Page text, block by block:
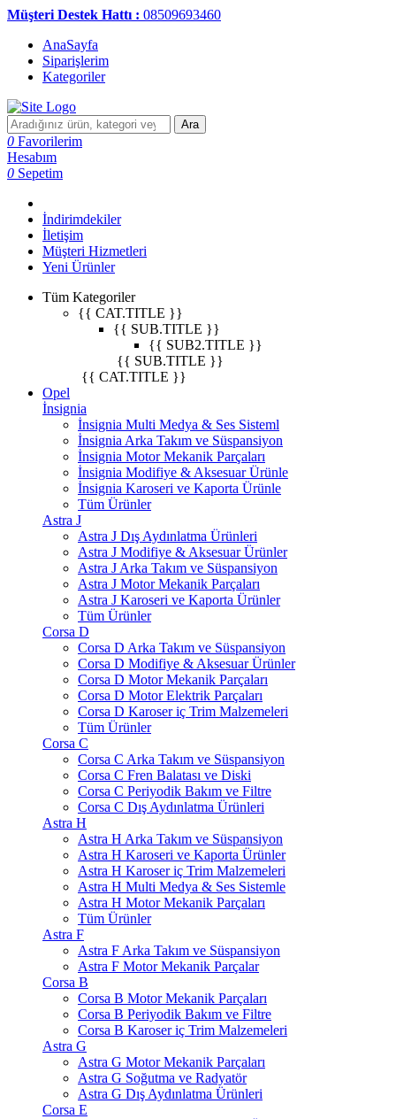
Müşteri Destek Hattı : 08509693460
AnaSayfa
Siparişlerim
Kategoriler
Ara
0 Favorilerim
Hesabım
0 Sepetim
İndirimdekiler
İletişim
Müşteri Hizmetleri
Yeni Ürünler
Tüm Kategoriler
{{ CAT.TITLE }}
{{ SUB.TITLE }}
{{ SUB2.TITLE }}
{{ SUB.TITLE }}
{{ CAT.TITLE }}
Opel
İnsignia
İnsignia Multi Medya & Ses Sisteml
İnsignia Arka Takım ve Süspansiyon
İnsignia Motor Mekanik Parçaları
İnsignia Modifiye & Aksesuar Ürünle
İnsignia Karoseri ve Kaporta Ürünle
Tüm Ürünler
Astra J
Astra J Dış Aydınlatma Ürünleri
Astra J Modifiye & Aksesuar Ürünler
Astra J Arka Takım ve Süspansiyon
Astra J Motor Mekanik Parçaları
Astra J Karoseri ve Kaporta Ürünler
Tüm Ürünler
Corsa D
Corsa D Arka Takım ve Süspansiyon
Corsa D Modifiye & Aksesuar Ürünler
Corsa D Motor Mekanik Parçaları
Corsa D Motor Elektrik Parçaları
Corsa D Karoser iç Trim Malzemeleri
Tüm Ürünler
Corsa C
Corsa C Arka Takım ve Süspansiyon
Corsa C Fren Balatası ve Diski
Corsa C Periyodik Bakım ve Filtre
Corsa C Dış Aydınlatma Ürünleri
Astra H
Astra H Arka Takım ve Süspansiyon
Astra H Karoseri ve Kaporta Ürünler
Astra H Karoser iç Trim Malzemeleri
Astra H Multi Medya & Ses Sistemle
Astra H Motor Mekanik Parçaları
Tüm Ürünler
Astra F
Astra F Arka Takım ve Süspansiyon
Astra F Motor Mekanik Parçalar
Corsa B
Corsa B Motor Mekanik Parçaları
Corsa B Periyodik Bakım ve Filtre
Corsa B Karoser iç Trim Malzemeleri
Astra G
Astra G Motor Mekanik Parçaları
Astra G Soğutma ve Radyatör
Astra G Dış Aydınlatma Ürünleri
Corsa E